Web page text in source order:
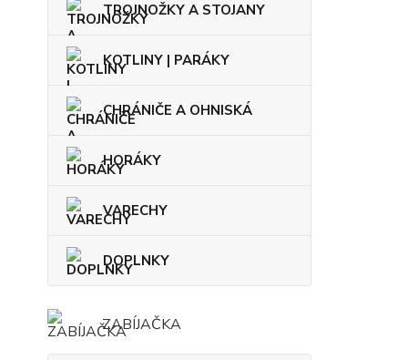
TROJNOŽKY A STOJANY
KOTLINY | PARÁKY
CHRÁNIČE A OHNISKÁ
HORÁKY
VARECHY
DOPLNKY
ZABÍJAČKA